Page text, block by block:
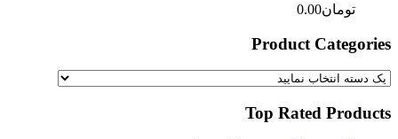
تومان0.00
Product Categories
Top Rated Products